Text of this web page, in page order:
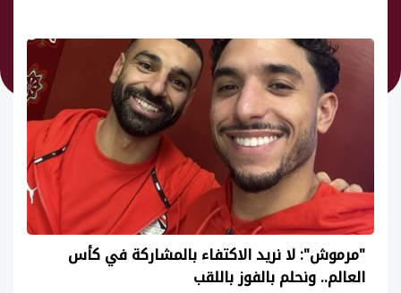
"مرموش": لا نريد الاكتفاء بالمشاركة في كأس
العالم.. ونحلم بالفوز باللقب